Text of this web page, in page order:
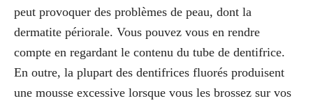
peut provoquer des problèmes de peau, dont la
dermatite périorale. Vous pouvez vous en rendre
compte en regardant le contenu du tube de dentifrice.
En outre, la plupart des dentifrices fluorés produisent
une mousse excessive lorsque vous les brossez sur vos